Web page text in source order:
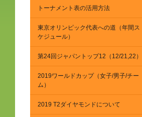
トーナメント表の活用方法
東京オリンピック代表への道（年間ス
ケジュール）
第24回ジャパントップ12（12/21,22）
2019ワールドカップ（女子/男子/チー
ム）
2019 T2ダイヤモンドについて